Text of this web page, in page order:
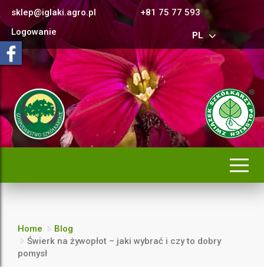
sklep@iglaki.agro.pl
+81 75 77 593
Logowanie
PL
Home
Blog
Świerk na żywopłot – jaki wybrać i czy to dobry
pomysł